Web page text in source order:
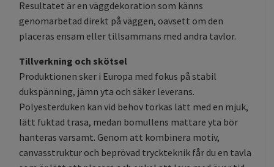
Resultatet är en väggdekoration som känns
genomarbetad direkt på väggen, oavsett om den
placeras ensam eller tillsammans med andra tavlor.
Tillverkning och skötsel
Produktionen sker i Europa med fokus på stabil
dukspänning, jämn yta och säker leverans.
Polyesterduken kan vid behov torkas lätt med en mjuk,
lätt fuktad trasa, medan bomullens mattare yta bör
hanteras varsamt. Genom att kombinera motiv,
canvasstruktur och beprövad tryckteknik får du en tavla